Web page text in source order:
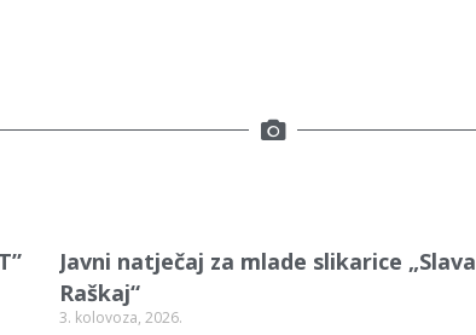
Javni natječaj za mlade slikarice „Slava
Raškaj“
3. kolovoza, 2026.